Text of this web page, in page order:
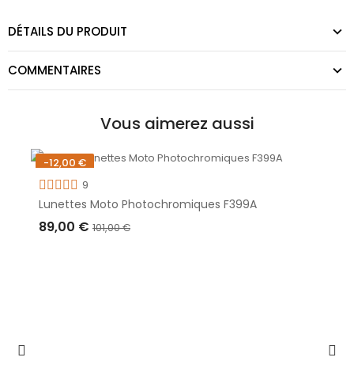
DÉTAILS DU PRODUIT
COMMENTAIRES
Vous aimerez aussi
-12,00 €
Rupture de stock
9
Lunettes Moto Photochromiques F399A
89,00 € 101,00 €